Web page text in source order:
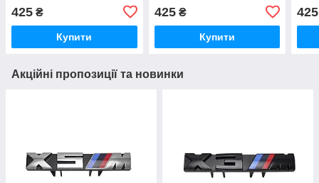
425 ₴
Купити
425₴
Купити
425
Акційні пропозиції та новинки